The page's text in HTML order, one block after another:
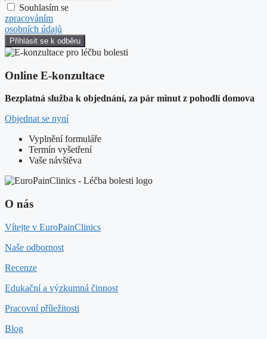
Souhlasím se
zpracováním
osobních údajů
Online E-konzultace
Bezplatná služba k objednání, za pár minut z pohodlí domova
Objednat se nyní
Vyplnění formuláře
Termín vyšetření
Vaše návštěva
O nás
Vítejte v EuroPainClinics
Naše odbornost
Recenze
Edukační a výzkumná činnost
Pracovní příležitosti
Blog